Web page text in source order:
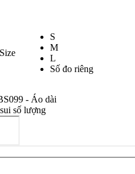
S
M
L
Số đo riêng
- Áo dài
số lượng